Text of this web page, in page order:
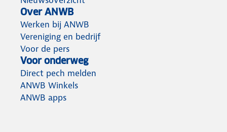
Over ANWB
Werken bij ANWB
Vereniging en bedrijf
Voor de pers
Voor onderweg
Direct pech melden
ANWB Winkels
ANWB apps